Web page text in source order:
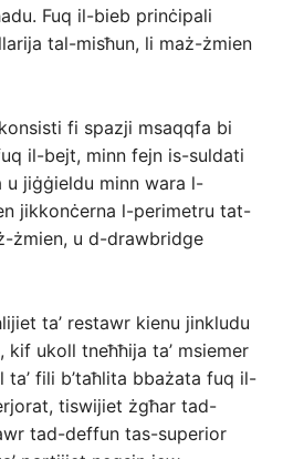
Fuq il-bieb prinċipali
tal-misħun, li maż-żmien
fi spazji msaqqfa bi
il-bejt, minn fejn is-suldati
u jiġġieldu minn wara l-
jikkonċerna l-perimetru tat-
żmien, u d-drawbridge
ta’ restawr kienu jinkludu
ukoll tneħħija ta’ msiemer
fili b’taħlita bbażata fuq il-
tiswijiet żgħar tad-
tad-deffun tas-superior